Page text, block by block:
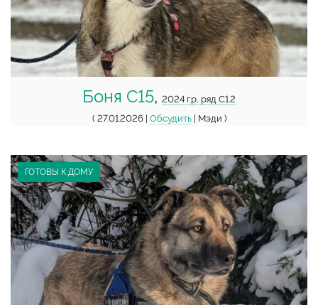
Боня С15, 2024 г.р, ряд С1.2
( 27.01.2026 | Обсудить| Мэди )
ГОТОВЫ К ДОМУ